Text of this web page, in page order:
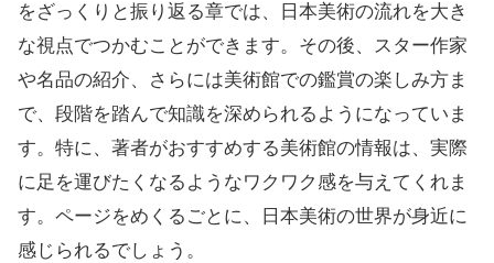
をざっくりと振り返る章では、日本美術の流れを大き
な視点でつかむことができます。その後、スター作家
や名品の紹介、さらには美術館での鑑賞の楽しみ方ま
で、段階を踏んで知識を深められるようになっていま
す。特に、著者がおすすめする美術館の情報は、実際
に足を運びたくなるようなワクワク感を与えてくれま
す。ページをめくるごとに、日本美術の世界が身近に
感じられるでしょう。